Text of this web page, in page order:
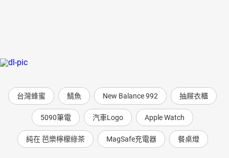
台灣蜂蜜 鯖魚 New Balance 992 抽屜衣櫃
5090筆電 汽車Logo Apple Watch
純在 芭樂檸檬綠茶 MagSafe充電器 餐桌燈